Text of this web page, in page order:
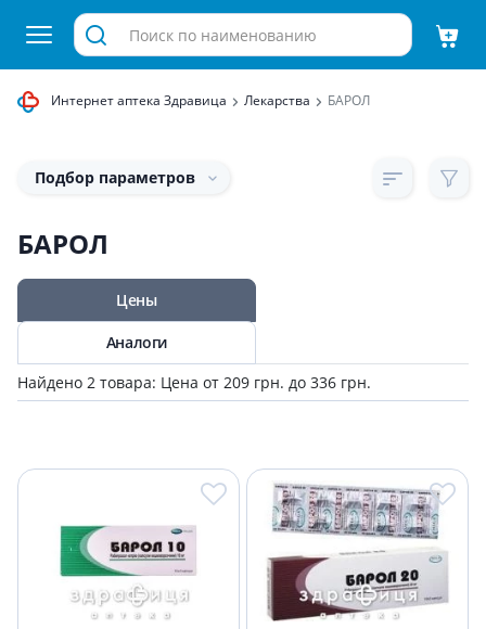
Интернет аптека Здравица Лекарства БАРОЛ
Подбор параметров
БАРОЛ
Цены
Аналоги
Найдено 2 товара: Цена от 209 грн. до 336 грн.